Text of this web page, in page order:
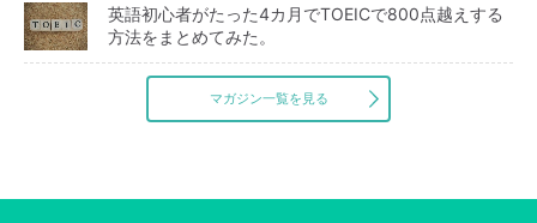
英語初心者がたった4カ月でTOEICで800点越えする
方法をまとめてみた。
マガジン一覧を見る